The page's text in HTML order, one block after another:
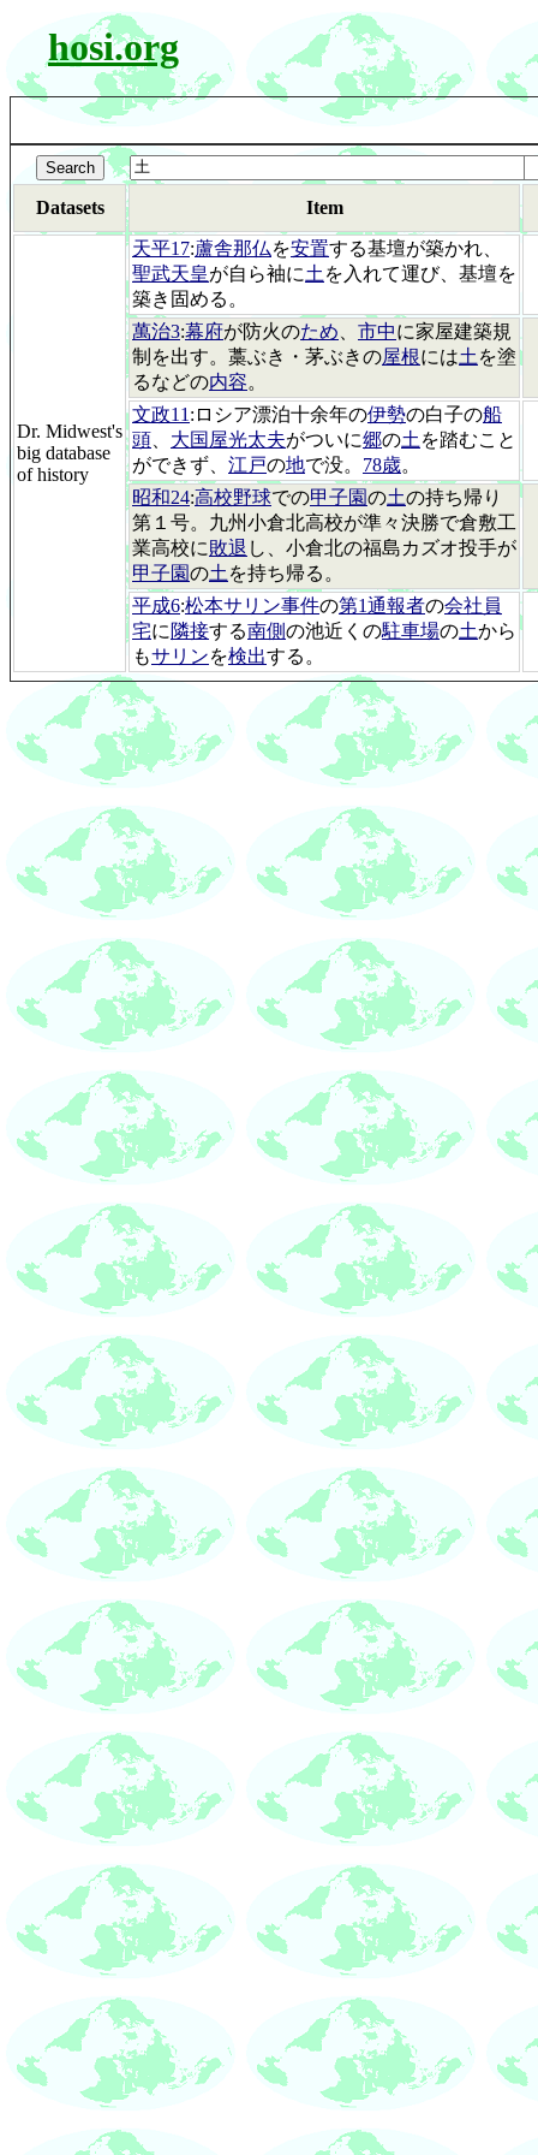
hosi.org
Datasets Item
Dr. Midwest's
big database
of history
天平17:蘆舎那仏を安置する基壇が築かれ、
聖武天皇が自ら袖に土 を入れて運び、基壇を
築き固める。
萬治3:幕府が防火のため 市中に家屋建築規
制を出す。藁ぶき・茅ぶきの屋根には土 を塗
るなどの内容。
文政11 :ロシア漂泊十余年の伊勢の白子の船
頭
大国屋光太夫がついに郷の土 を踏むこと
ができず、 江戸の地で没。 78歳。
昭和24:高校野球での甲子園の土の持ち帰り
第１号。九州小倉北高校が準々決勝で倉敷工
業高校に敗退 し、小倉北の福島カズオ投手が
甲子園の土 を持ち帰る。
平成6:松本サリン事件の第1通報者の会社員
宅に 隣接する南側の池近くの駐車場の土から
もサリンを検出する。